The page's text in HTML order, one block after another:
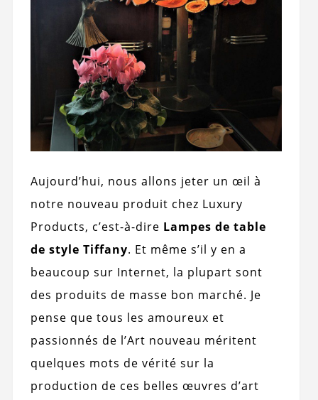
Aujourd’hui, nous allons jeter un œil à
notre nouveau produit chez Luxury
Products, c’est-à-dire Lampes de table
de style Tiffany. Et même s’il y en a
beaucoup sur Internet, la plupart sont
des produits de masse bon marché. Je
pense que tous les amoureux et
passionnés de l’Art nouveau méritent
quelques mots de vérité sur la
production de ces belles œuvres d’art